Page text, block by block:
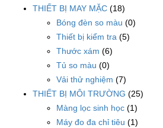
THIẾT BỊ MAY MẶC (18)
Bóng đèn so màu (0)
Thiết bị kiểm tra (5)
Thước xám (6)
Tủ so màu (0)
Vải thử nghiệm (7)
THIẾT BỊ MÔI TRƯỜNG (25)
Màng lọc sinh học (1)
Máy đo đa chỉ tiêu (1)